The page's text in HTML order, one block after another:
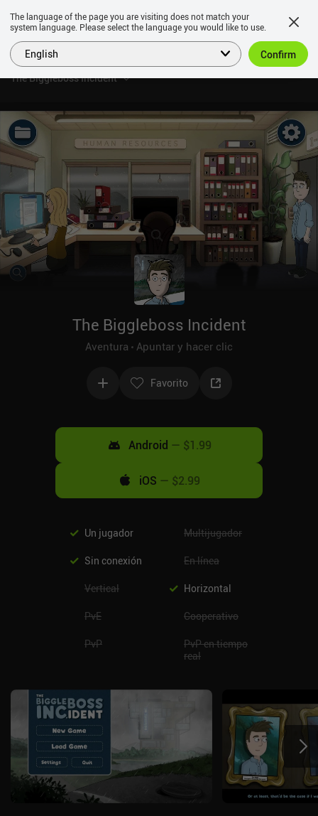
The Biggleboss Incident
The Biggleboss Incident
Aventura Apuntar y hacer clic
Favorito
Android — $1.99
iOS — $2.99
Un jugador Multijugador
Sin conexión En línea
Vertical Horizontal
PvE Cooperativo
PvP
PvP en tiempo
real
The language of the page you are visiting does not match your
system language. Please select the language you would like to use.
English Confirm